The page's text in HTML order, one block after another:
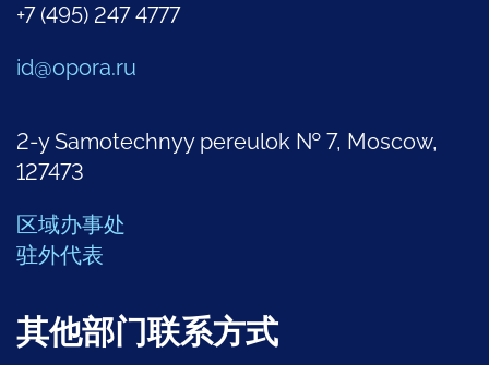
+7 (495) 247 4777
id@opora.ru
2-y Samotechnyy pereulok № 7, Moscow,
127473
区域办事处
驻外代表
其他部门联系方式